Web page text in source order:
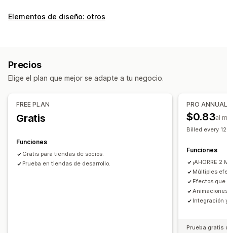
Personalización
Velocidad
Otoño Black Friday (BFCM)
Año Nuevo
Elementos de diseño: otros
Precios
Elige el plan que mejor se adapte a tu negocio.
FREE PLAN
Gratis
Funciones
Gratis para tiendas de socios.
Prueba en tiendas de desarrollo.
PRO
$0.83al
Billed every
Funciones
¡AHORRE 2
Múltiples
Efectos
Integración
Prueba gratis